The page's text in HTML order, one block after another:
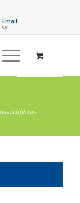
Email: